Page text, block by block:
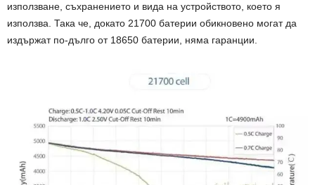
използване, съхранението и вида на устройството, което я
използва. Така че, докато 21700 батерии обикновено могат да
издържат по-дълго от 18650 батерии, няма гаранции.